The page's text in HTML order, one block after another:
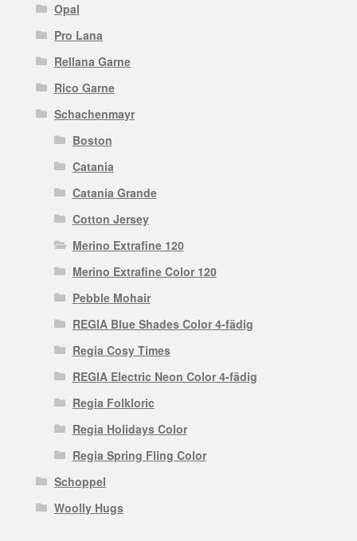
Opal
Pro Lana
Rellana Garne
Rico Garne
Schachenmayr
Boston
Catania
Catania Grande
Cotton Jersey
Merino Extrafine 120
Merino Extrafine Color 120
Pebble Mohair
REGIA Blue Shades Color 4-fädig
Regia Cosy Times
REGIA Electric Neon Color 4-fädig
Regia Folkloric
Regia Holidays Color
Regia Spring Fling Color
Schoppel
Woolly Hugs